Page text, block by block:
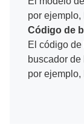
por ejemplo,
Código de
El código
buscador de
por ejemplo,